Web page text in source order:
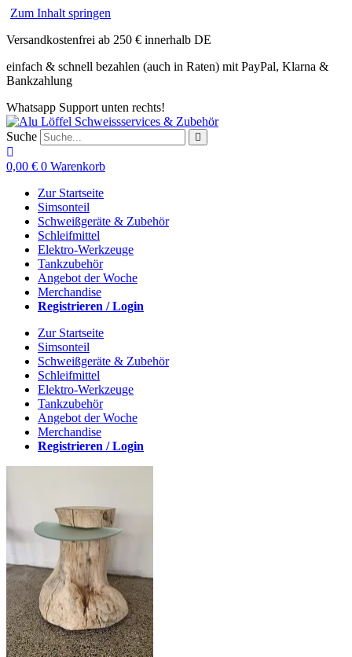
Zum Inhalt springen
Versandkostenfrei ab 250 € innerhalb DE
einfach & schnell bezahlen (auch in Raten) mit PayPal, Klarna &
Bankzahlung
Whatsapp Support unten rechts!
Suche
0,00 € 0 Warenkorb
Zur Startseite
Simsonteil
Schweißgeräte & Zubehör
Schleifmittel
Elektro-Werkzeuge
Tankzubehör
Angebot der Woche
Merchandise
Registrieren / Login
Zur Startseite
Simsonteil
Schweißgeräte & Zubehör
Schleifmittel
Elektro-Werkzeuge
Tankzubehör
Angebot der Woche
Merchandise
Registrieren / Login